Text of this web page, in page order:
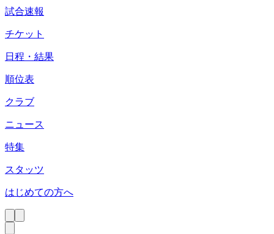
試合速報
チケット
日程・結果
順位表
クラブ
ニュース
特集
スタッツ
はじめての方へ